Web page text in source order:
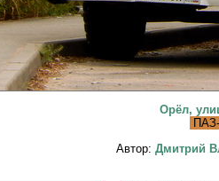
Орёл,
Автор: Дмитрий